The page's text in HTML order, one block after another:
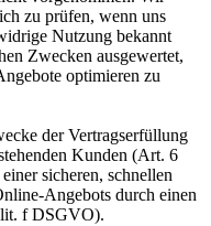
zu prüfen, wenn uns
Nutzung bekannt
Zwecken ausgewertet,
optimieren zu
der Vertragserfüllung
Kunden (Art. 6
sicheren, schnellen
Angebots durch einen
f DSGVO).